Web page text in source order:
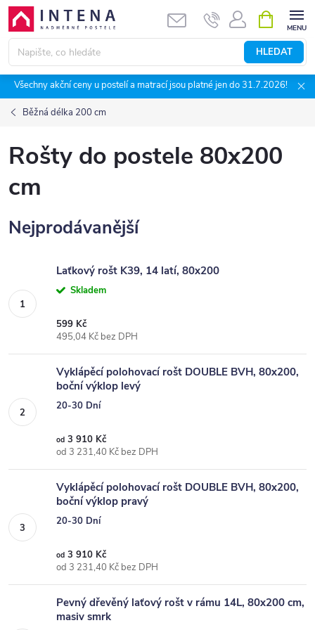
Přejít
obsah
HLEDAT
NÁKUPNÍ
KOŠÍK
Všechny akční ceny u postelí a matrací jsou platné jen do 31.7.2026!
Běžná délka 200 cm
Rošty do postele 80x200
cm
Nejprodávanější
Laťkový rošt K39, 14 latí, 80x200
Skladem
599 Kč
495,04 Kč bez DPH
Vyklápěcí polohovací rošt DOUBLE BVH, 80x200,
boční výklop levý
20-30 Dní
od 3 910 Kč
od 3 231,40 Kč bez DPH
Vyklápěcí polohovací rošt DOUBLE BVH, 80x200,
boční výklop pravý
20-30 Dní
od 3 910 Kč
od 3 231,40 Kč bez DPH
Pevný dřevěný laťový rošt v rámu 14L, 80x200 cm,
masiv smrk